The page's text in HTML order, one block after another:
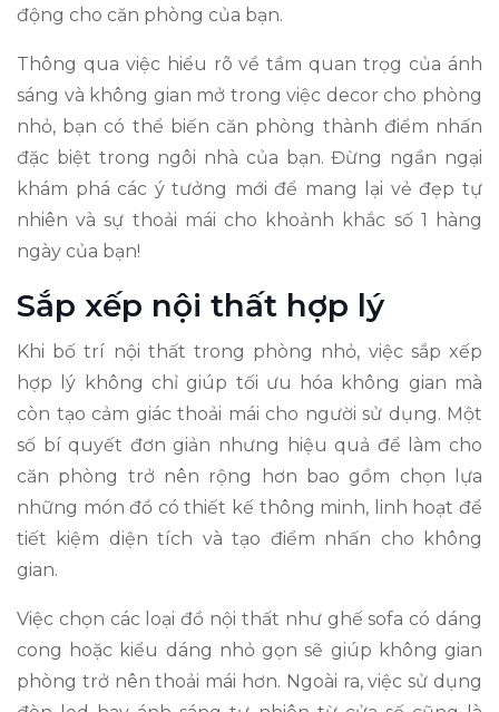
động cho căn phòng của bạn.
Thông qua việc hiểu rõ về tầm quan trọg của ánh
sáng và không gian mở trong việc decor cho phòng
nhỏ, bạn có thể biến căn phòng thành điểm nhấn
đặc biệt trong ngôi nhà của bạn. Đừng ngần ngại
khám phá các ý tưởng mới để mang lại vẻ đẹp tự
nhiên và sự thoải mái cho khoảnh khắc số 1 hàng
ngày của bạn!
Sắp xếp nội thất hợp lý
Khi bố trí nội thất trong phòng nhỏ, việc sắp xếp
hợp lý không chỉ giúp tối ưu hóa không gian mà
còn tạo cảm giác thoải mái cho người sử dụng. Một
số bí quyết đơn giản nhưng hiệu quả để làm cho
căn phòng trở nên rộng hơn bao gồm chọn lựa
những món đồ có thiết kế thông minh, linh hoạt để
tiết kiệm diện tích và tạo điểm nhấn cho không
gian.
Việc chọn các loại đồ nội thất như ghế sofa có dáng
cong hoặc kiểu dáng nhỏ gọn sẽ giúp không gian
phòng trở nên thoải mái hơn. Ngoài ra, việc sử dụng